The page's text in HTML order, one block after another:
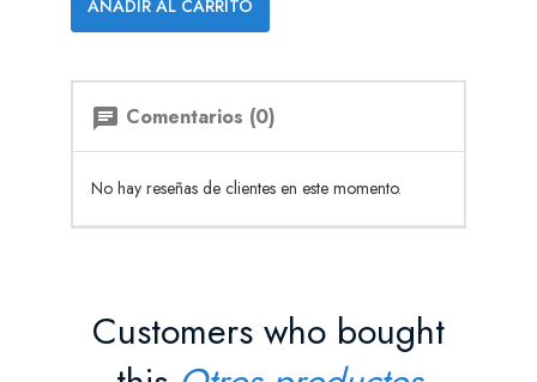
AÑADIR AL CARRITO
chat Comentarios (0)
No hay reseñas de clientes en este momento.
Customers who bought